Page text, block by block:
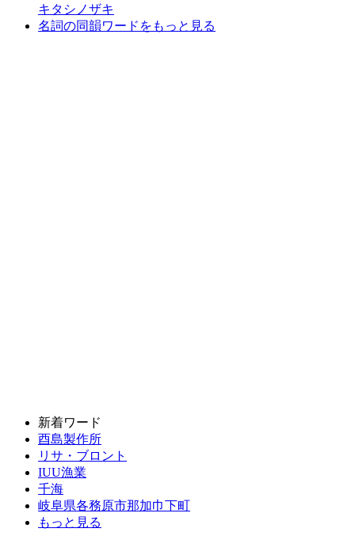
キタシノザキ
名詞の同韻ワードをもっと見る
新着ワード
酉島製作所
リサ・ブロント
IUU漁業
千海
岐阜県各務原市那加巾下町
もっと見る